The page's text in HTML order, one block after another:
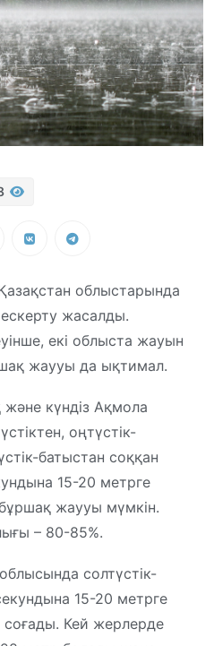
облыстарында
жасалды.
екі облыста жауын
жаууы да ықтимал.
күндіз Ақмола
оңтүстік-
батыстан соққан
15-20 метрге
жаууы мүмкін.
– 80-85%.
солтүстік-
15-20 метрге
соғады. Кей жерлерде